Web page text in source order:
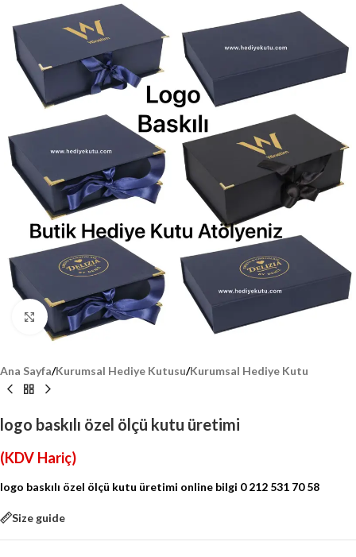
Click to enlarge
Ana Sayfa/Kurumsal Hediye Kutusu/Kurumsal Hediye Kutu
logo baskılı özel ölçü kutu üretimi
(KDV Hariç)
logo baskılı özel ölçü kutu üretimi online bilgi 0 212 531 70 58
Size guide